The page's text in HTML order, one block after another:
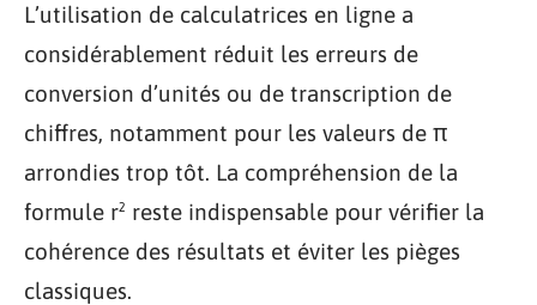
L’utilisation de calculatrices en ligne a
considérablement réduit les erreurs de
conversion d’unités ou de transcription de
chiffres, notamment pour les valeurs de π
arrondies trop tôt. La compréhension de la
formule r² reste indispensable pour vérifier la
cohérence des résultats et éviter les pièges
classiques.